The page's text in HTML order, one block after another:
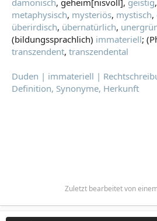
dämonisch, geheim[nisvoll], geistig,
metaphysisch, mysteriös, mystisch,
überirdisch, übernatürlich,
(bildungssprachlich) immateriell;
transzendent, transzendental
Duden | immateriell |
Definition, Synonyme, Herkunft
Zuletzt bearbeitet von